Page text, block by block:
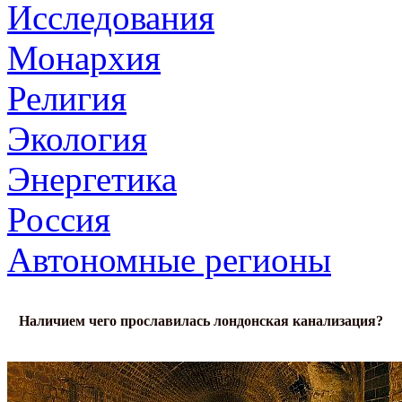
Исследования
Монархия
Религия
Экология
Энергетика
Россия
Автономные регионы
Наличием чего прославилась лондонская канализация?